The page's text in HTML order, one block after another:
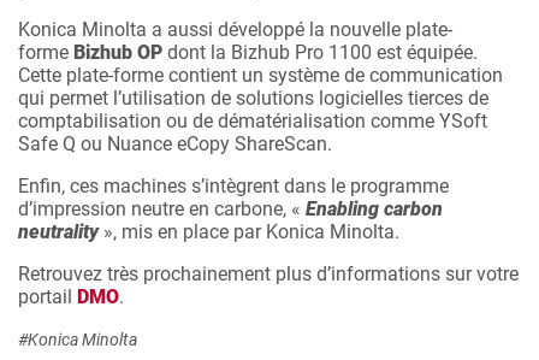
Konica Minolta a aussi développé la nouvelle plate-
forme Bizhub OP dont la Bizhub Pro 1100 est équipée.
Cette plate-forme contient un système de communication
qui permet l’utilisation de solutions logicielles tierces de
comptabilisation ou de dématérialisation comme YSoft
Safe Q ou Nuance eCopy ShareScan.
Enfin, ces machines s’intègrent dans le programme
d’impression neutre en carbone, « Enabling carbon
neutrality », mis en place par Konica Minolta.
Retrouvez très prochainement plus d’informations sur votre
portail DMO.
#Konica Minolta